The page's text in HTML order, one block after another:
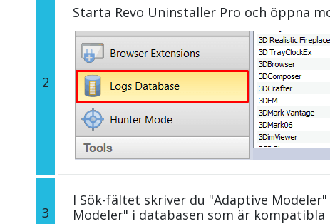
2
Starta Revo Uninstaller Pro och öppna
3
I Sök-fältet skriver du "Adaptive
Modeler" i databasen som är kompatibla